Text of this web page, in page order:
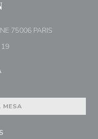
75006 PARIS((abre numa
MESA